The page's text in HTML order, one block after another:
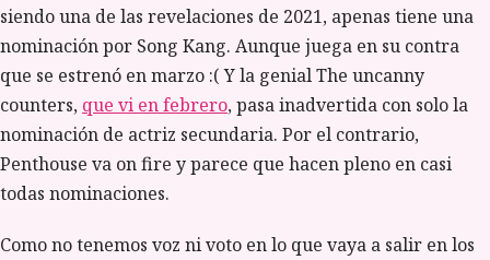
siendo una de las revelaciones de 2021, apenas tiene una
nominación por Song Kang. Aunque juega en su contra
que se estrenó en marzo :( Y la genial The uncanny
counters, que vi en febrero, pasa inadvertida con solo la
nominación de actriz secundaria. Por el contrario,
Penthouse va on fire y parece que hacen pleno en casi
todas nominaciones.
Como no tenemos voz ni voto en lo que vaya a salir en los